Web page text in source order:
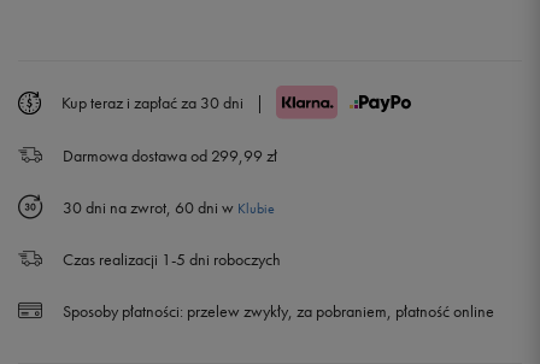
Powiadom o dostępności
Kup teraz i zapłać za 30 dni |
Darmowa dostawa od 299,99 zł
30 dni na zwrot, 60 dni w Klubie
Czas realizacji 1-5 dni roboczych
Sposoby płatności: przelew zwykły, za pobraniem, płatność online